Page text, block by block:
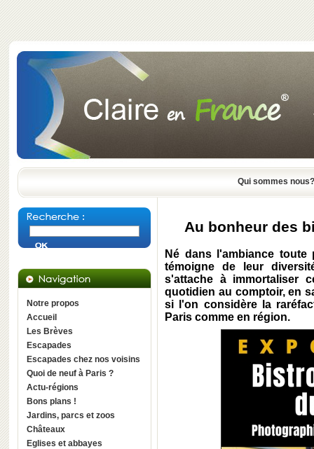
Qui sommes nous?
Notre propos
Accueil
Les Brèves
Escapades
Escapades chez nos voisins
Quoi de neuf à Paris ?
Actu-régions
Bons plans !
Jardins, parcs et zoos
Châteaux
Eglises et abbayes
Au bonheur des
Né dans l'ambiance
témoigne de leur
s'attache à immortaliser
quotidien au comptoir, en
si l'on considère la
Paris comme en région.